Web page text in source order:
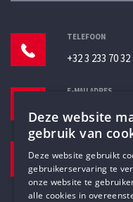
TELEFOON
+32 3 233 70 32
E-MAILADRES
Pottenbrug 4
Antwerpen,
Deze website
gebruik van
Deze website gebruikt
gebruikerservaring te
onze website te
alle cookies in